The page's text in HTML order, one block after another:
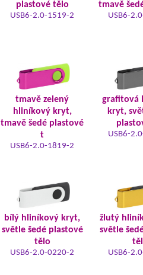
plastové tělo
USB6-2.0-1519-2
tmavě
USB6-
tmavě zelený
hliníkový kryt,
tmavě šedé plastové
t
USB6-2.0-1819-2
grafitová
kryt,
USB6-
bílý hliníkový kryt,
světle šedé plastové
tělo
USB6-2.0-0220-2
žlutý
světle
USB6-